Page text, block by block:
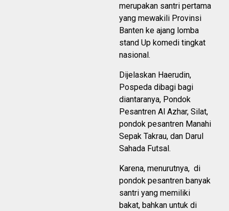
merupakan santri pertama
yang mewakili Provinsi
Banten ke ajang lomba
stand Up komedi tingkat
nasional.
Dijelaskan Haerudin,
Pospeda dibagi bagi
diantaranya, Pondok
Pesantren Al Azhar, Silat,
pondok pesantren Manahi
Sepak Takrau, dan Darul
Sahada Futsal.
Karena, menurutnya, di
pondok pesantren banyak
santri yang memiliki
bakat, bahkan untuk di